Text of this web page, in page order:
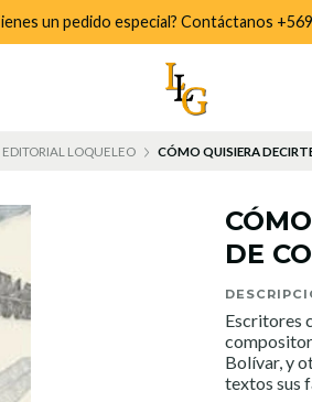
un pedido especial? Contáctanos
EDITORIAL LOQUELEO CÓMO QUISIERA
DE
Escritores
Bolívar, y
textos sus